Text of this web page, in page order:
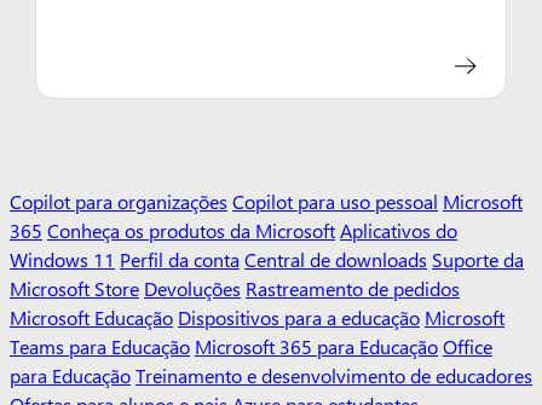
Copilot para organizações Copilot para uso pessoal Microsoft
365 Conheça os produtos da MicrosoftAplicativos do
Windows 11 Perfil da conta Central de downloads Suporte da
Microsoft Store Devoluções Rastreamento de pedidos
Microsoft Educação Dispositivos para a educação Microsoft
Teams para Educação Microsoft 365 para EducaçãoOffice
para EducaçãoTreinamento e desenvolvimento de educadores